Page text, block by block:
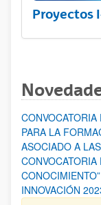
Proyectos
PARA LA
ASOCIADO A
CONVOCATORIA
INNOVACIÓN